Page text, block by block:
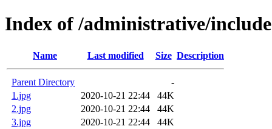
Index of /administrative/
Name Last modified Size Description
Parent Directory
-
1.jpg
2020-10-21 22:44
44K
2.jpg
2020-10-21 22:44
44K
3.jpg
2020-10-21 22:44
44K